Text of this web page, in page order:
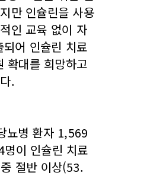
만 인슐린을 사용
인 교육 없이 자
어 인슐린 치료
확대를 희망하고
.
뇨병 환자 1,569
이 인슐린 치료
절반 이상(53.